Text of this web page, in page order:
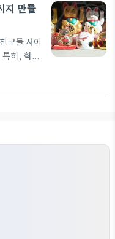
지 만들
구들 사이
히, 학생
대필을
아보려고